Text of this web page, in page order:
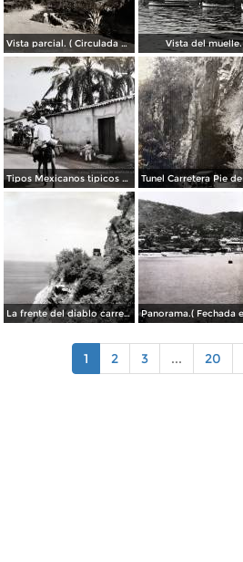
Vista parcial. ( Circulada el 23 de Mayo de 1935 ). Vista del muelle.
Tipos Mexicanos tipicos aguadores..
La frente del diablo carretera Acapulo a Pie de La Cuesta ( Fechada el en 1931 ).
1 2 3 ... 20